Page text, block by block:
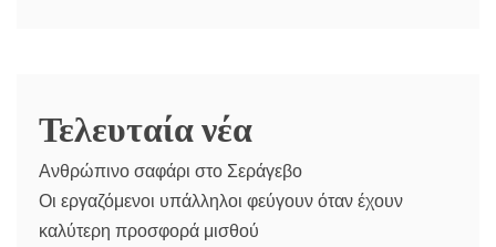
Τελευταία νέα
Ανθρώπινο σαφάρι στο Σεράγεβο
Οι εργαζόμενοι υπάλληλοι φεύγουν όταν έχουν
καλύτερη προσφορά μισθού